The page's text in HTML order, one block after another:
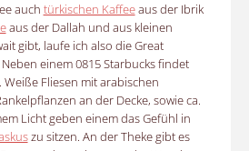
auch türkischen Kaffeeaus der Ibrik
aus der Dallah und aus kleinen
gibt, laufe ich also die Great
einem 0815 Starbucks findet
Fliesen mit arabischen
an der Decke, sowie ca.
Licht geben einem das Gefühl in
zu sitzen. An der Theke gibt es